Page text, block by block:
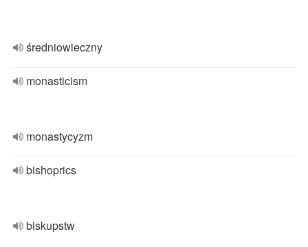
średniowieczny
monasticism
monastycyzm
bishoprics
biskupstw